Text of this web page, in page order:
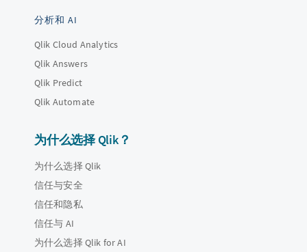
分析和 AI
Qlik Cloud Analytics
Qlik Answers
Qlik Predict
Qlik Automate
为什么选择 Qlik？
为什么选择 Qlik
信任与安全
信任和隐私
信任与 AI
为什么选择 Qlik for AI